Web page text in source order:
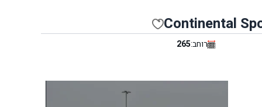
Continental
רוחב:265